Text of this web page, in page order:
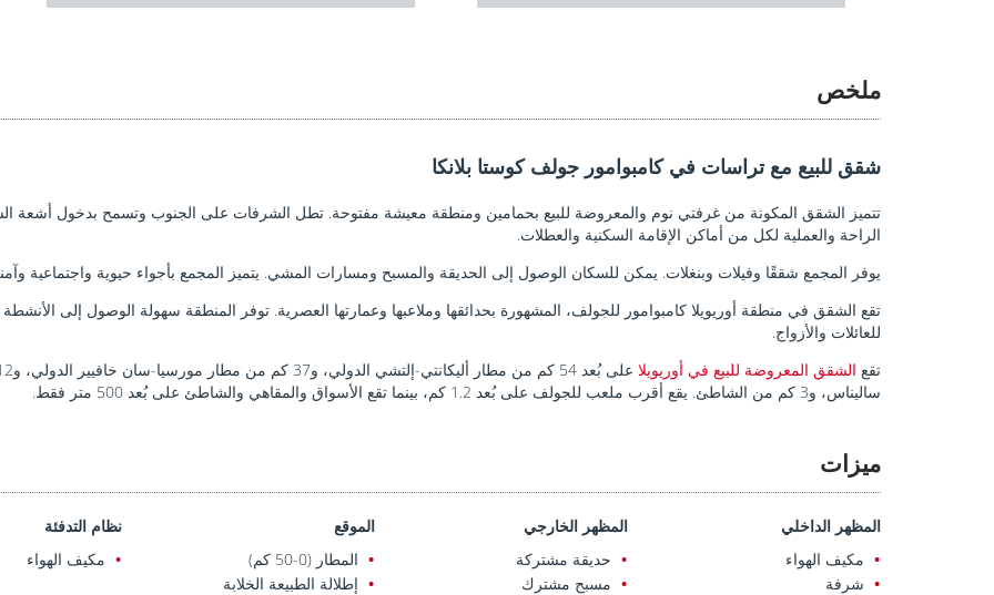
ملخص
شقق للبيع مع تراسات في كامبوامور جولف كوستا بلانكا
تتميز الشقق المكونة من غرفتي نوم والمعروضة للبيع بحمامين ومنطقة معيشة مفتوحة. تطل الشرفات على الجنوب وتسمح بدخول أشعة
الراحة والعملية لكل من أماكن الإقامة السكنية والعطلات.
يوفر المجمع شققًا وفيلات وبنغلات. يمكن للسكان الوصول إلى الحديقة والمسبح ومسارات المشي. يتميز المجمع بأجواء حيوية واجتماعية
تقع الشقق في منطقة أوريويلا كامبوامور للجولف، المشهورة بحدائقها وملاعبها وعمارتها العصرية. توفر المنطقة سهولة الوصول إلى
للعائلات والأزواج.
تقع الشقق المعروضة للبيع في أوريويلا
ساليناس، و3 كم من الشاطئ. يقع أقرب ملعب للجولف على بُعد 1.2 كم، بينما تقع الأسواق والمقاهي والشاطئ على بُعد 500 متر فقط.
ميزات
المظهر الداخلي
مكيف الهواء
شرفة
المظهر الخارجي
حديقة مشتركة
مسبح مشترك
الموقع
المطار (0-50 كم)
إطلالة الطبيعة الخلابة
نظام التدفئة
مكيف الهواء